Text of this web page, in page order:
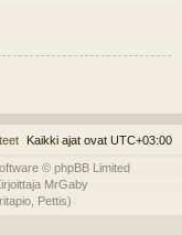
Kaikki ajat ovat UTC+03:00
© phpBB Limited
MrGaby
Pettis)